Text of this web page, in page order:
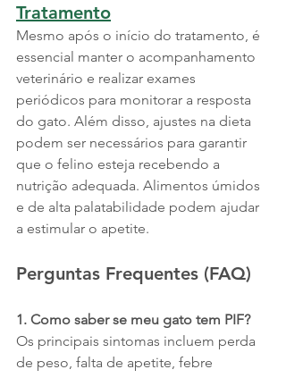
Tratamento
Mesmo após o início do tratamento, é
essencial manter o acompanhamento
veterinário e realizar exames
periódicos para monitorar a resposta
do gato. Além disso, ajustes na dieta
podem ser necessários para garantir
que o felino esteja recebendo a
nutrição adequada. Alimentos úmidos
e de alta palatabilidade podem ajudar
a estimular o apetite.
Perguntas Frequentes (FAQ)
1. Como saber se meu gato tem PIF?
Os principais sintomas incluem perda
de peso, falta de apetite, febre